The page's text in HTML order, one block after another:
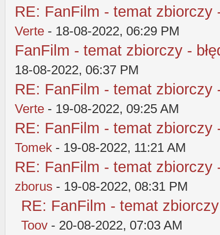
RE: FanFilm - temat zbiorczy
Verte - 18-08-2022, 06:29 PM
FanFilm - temat zbiorczy -
18-08-2022, 06:37 PM
RE: FanFilm - temat zbiorczy
Verte - 19-08-2022, 09:25 AM
RE: FanFilm - temat zbiorczy
Tomek - 19-08-2022, 11:21 AM
RE: FanFilm - temat zbiorczy
zborus - 19-08-2022, 08:31 PM
RE: FanFilm - temat
Toov - 20-08-2022, 07:03 AM